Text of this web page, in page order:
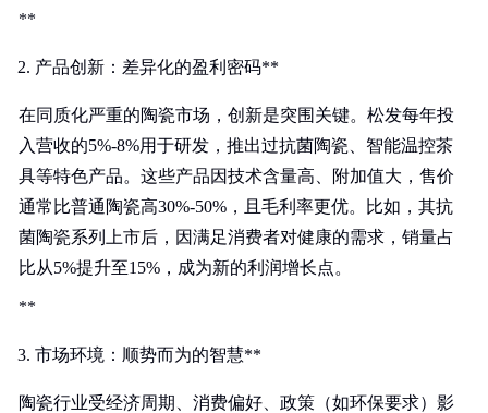
**
产品创新：差异化的盈利密码**
在同质化严重的陶瓷市场，创新是突围关键。松发每年投
入营收的5%-8%用于研发，推出过抗菌陶瓷、智能温控茶
具等特色产品。这些产品因技术含量高、附加值大，售价
通常比普通陶瓷高30%-50%，且毛利率更优。比如，其抗
菌陶瓷系列上市后，因满足消费者对健康的需求，销量占
比从5%提升至15%，成为新的利润增长点。
**
市场环境：顺势而为的智慧**
陶瓷行业受经济周期、消费偏好、政策（如环保要求）影